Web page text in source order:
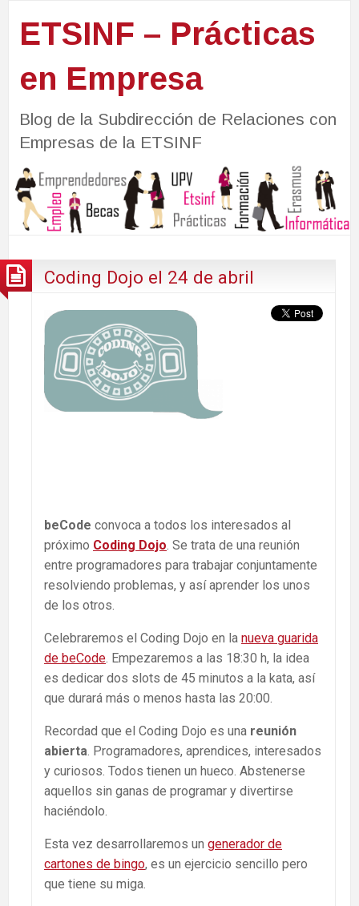
ETSINF – Prácticas
en Empresa
Blog de la Subdirección de Relaciones con
Empresas de la ETSINF
Coding Dojo el 24 de abril
beCode convoca a todos los interesados al
próximo Coding Dojo . Se trata de una reunión
entre programadores para trabajar conjuntamente
resolviendo problemas, y así aprender los unos
de los otros.
Celebraremos el Coding Dojo en la nueva guarida
de beCode . Empezaremos a las 18:30 h, la idea
es dedicar dos slots de 45 minutos a la kata, así
que durará más o menos hasta las 20:00.
Recordad que el Coding Dojo es una reunión
abierta . Programadores, aprendices, interesados
y curiosos. Todos tienen un hueco. Abstenerse
aquellos sin ganas de programar y divertirse
haciéndolo.
Esta vez desarrollaremos un generador de
cartones de bingo, es un ejercicio sencillo pero
que tiene su miga.